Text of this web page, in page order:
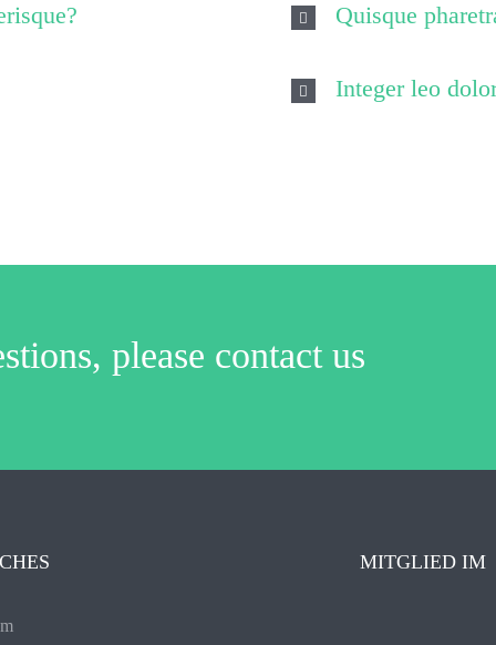
Quisque
Integer leo
please contact us
MITGLIED IM